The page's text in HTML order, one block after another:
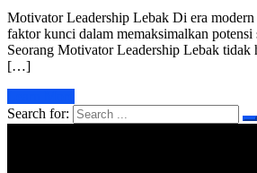
Motivator Leadership Lebak Di era
faktor kunci dalam memaksimalkan potensi
Seorang Motivator Leadership Lebak tidak
[…]
Search for: